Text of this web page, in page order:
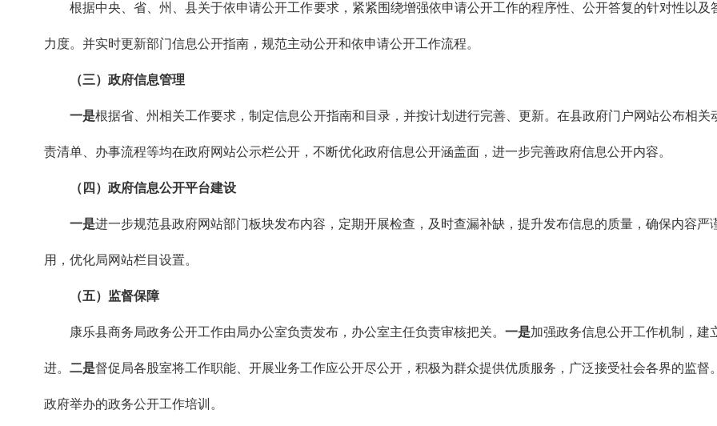
根据中央、省、州、县关于依申请公开工作要求，紧紧围绕增强依申请公开工作的程序性、公开答复的针对性以
力度。并实时更新部门信息公开指南，规范主动公开和依申请公开工作流程。
（三）政府信息管理
一是根据省、州相关工作要求，制定信息公开指南和目录，并按计划进行完善、更新。在县政府门户网站公布相
责清单、办事流程等均在政府网站公示栏公开，不断优化政府信息公开涵盖面，进一步完善政府信息公开内容。
（四）政府信息公开平台建设
一是进一步规范县政府网站部门板块发布内容，定期开展检查，及时查漏补缺，提升发布信息的质量，确保内容
用，优化局网站栏目设置。
（五） 监督保障
康乐县商务局政务公开工作由局办公室负责发布，办公室主任负责审核把关。 一是加强政务信息公开工作机制，建
进。 二是督促局各股室将工作职能、开展业务工作应公开尽公开，积极为群众提供优质服务，广泛接受社会各界的监督
政府举办的政务公开工作培训。